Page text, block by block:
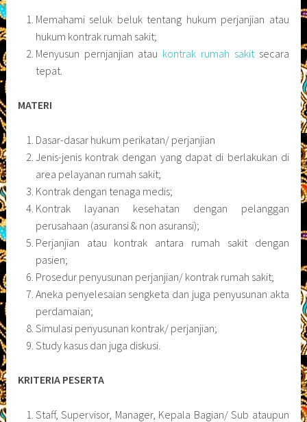
Memahami seluk beluk tentang hukum perjanjian atau
hukum kontrak rumah sakit;
Menyusun pernjanjian atau kontrak rumah sakit secara
tepat.
MATERI
Dasar-dasar hukum perikatan/ perjanjian
Jenis-jenis kontrak dengan yang dapat di berlakukan di
area pelayanan rumah sakit;
Kontrak dengan tenaga medis;
Kontrak layanan kesehatan dengan pelanggan
perusahaan (asuransi & non asuransi);
Perjanjian atau kontrak antara rumah sakit dengan
pasien;
Prosedur penyusunan perjanjian/ kontrak rumah sakit;
Aneka penyelesaian sengketa dan juga penyusunan akta
perdamaian;
Simulasi penyusunan kontrak/ perjanjian;
Study kasus dan juga diskusi.
KRITERIA PESERTA
Staff, Supervisor, Manager, Kepala Bagian/ Sub ataupun